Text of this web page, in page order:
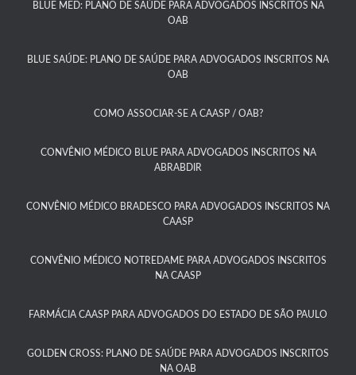
BLUE MED: PLANO DE SAÚDE PARA ADVOGADOS INSCRITOS NA
OAB
BLUE SAÚDE: PLANO DE SAÚDE PARA ADVOGADOS INSCRITOS NA
OAB​
COMO ASSOCIAR-SE A CAASP / OAB?​
CONVÊNIO MÉDICO BLUE PARA ADVOGADOS INSCRITOS NA
ABRABDIR
CONVÊNIO MÉDICO BRADESCO PARA ADVOGADOS INSCRITOS NA
CAASP​
CONVÊNIO MÉDICO NOTREDAME PARA ADVOGADOS INSCRITOS
NA CAASP​
FARMÁCIA CAASP PARA ADVOGADOS DO ESTADO DE SÃO PAULO​
GOLDEN CROSS: PLANO DE SAÚDE PARA ADVOGADOS INSCRITOS
NA OAB